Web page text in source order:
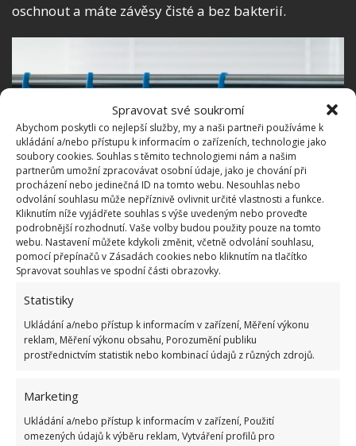
Spravovat své soukromí
Abychom poskytli co nejlepší služby, my a naši partneři používáme k
ukládání a/nebo přístupu k informacím o zařízeních, technologie jako
soubory cookies. Souhlas s těmito technologiemi nám a našim
partnerům umožní zpracovávat osobní údaje, jako je chování při
procházení nebo jedinečná ID na tomto webu. Nesouhlas nebo
odvolání souhlasu může nepříznivě ovlivnit určité vlastnosti a funkce.
Kliknutím níže vyjádřete souhlas s výše uvedeným nebo proveďte
podrobnější rozhodnutí. Vaše volby budou použity pouze na tomto
webu. Nastavení můžete kdykoli změnit, včetně odvolání souhlasu,
pomocí přepínačů v Zásadách cookies nebo kliknutím na tlačítko
Spravovat souhlas ve spodní části obrazovky.
Statistiky
Ukládání a/nebo přístup k informacím v zařízení, Měření výkonu
reklam, Měření výkonu obsahu, Porozumění publiku
prostřednictvím statistik nebo kombinací údajů z různých zdrojů.
Marketing
Ukládání a/nebo přístup k informacím v zařízení, Použití
omezených údajů k výběru reklam, Vytváření profilů pro
oschnout a máte závěsy čisté a bez bakterií.
Fotografie: Freepik
Posledním tipem, jak záclony vydezinfikovat a
vyčistit, je dobře známá jedlá soda. Jedlá soda má
mnoho pozitivních účinků a používá se jak v
potravinářství, tak i v domácnosti při úklidu a čištění
všemožných míst a předmětů.
vyzkoušet jedlou sodu
s vodou a jedlou sodou a nechte několik minut